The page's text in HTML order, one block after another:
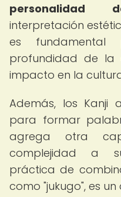
personalidad
interpretación
es fundamental
profundidad de la
impacto en la
Además, los Kanji
para formar
agrega otra
complejidad a
práctica de
como "jukugo", es